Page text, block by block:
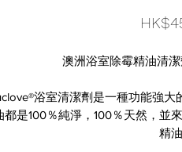
澳洲浴室除霉精油清
浴室清潔劑是一種功能強
都是100％純淨，100％天然，並
精油